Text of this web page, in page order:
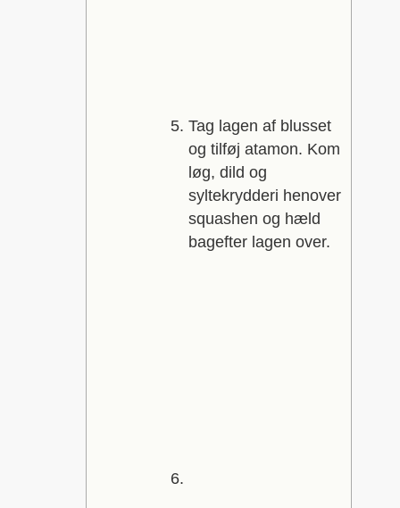
Tag lagen af blusset
og tilføj atamon. Kom
løg, dild og
syltekrydderi henover
squashen og hæld
bagefter lagen over.